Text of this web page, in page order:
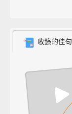
收錄的佳句